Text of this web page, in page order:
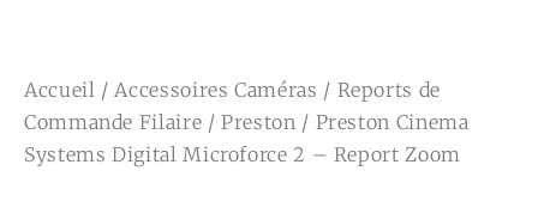
Accueil / Accessoires Caméras / Reports de
Commande Filaire /Preston / Preston Cinema
Systems Digital Microforce 2 – Report Zoom